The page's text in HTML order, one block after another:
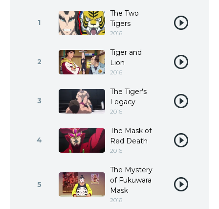
1
The Two
Tigers
2016
2
Tiger and
Lion
2016
3
The Tiger's
Legacy
2016
4
The Mask of
Red Death
2016
5
The Mystery
of Fukuwara
Mask
2016